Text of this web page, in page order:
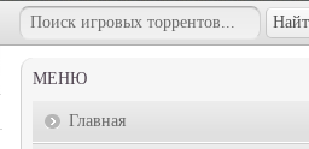
МЕНЮ
Главная